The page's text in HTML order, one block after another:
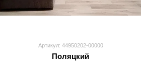
Артикул: 44950202-00000
Поляцкий